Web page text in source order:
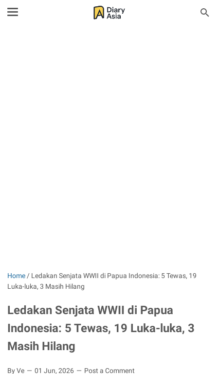
Home / Ledakan Senjata WWII di Papua Indonesia: 5 Tewas, 19
Luka-luka, 3 Masih Hilang
Ledakan Senjata WWII di Papua
Indonesia: 5 Tewas, 19 Luka-luka, 3
Masih Hilang
By Ve 01 Jun, 2026 Post a Comment